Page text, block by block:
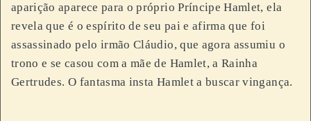
aparição aparece para o próprio Príncipe Hamlet, ela
revela que é o espírito de seu pai e afirma que foi
assassinado pelo irmão Cláudio, que agora assumiu o
trono e se casou com a mãe de Hamlet, a Rainha
Gertrudes. O fantasma insta Hamlet a buscar vingança.